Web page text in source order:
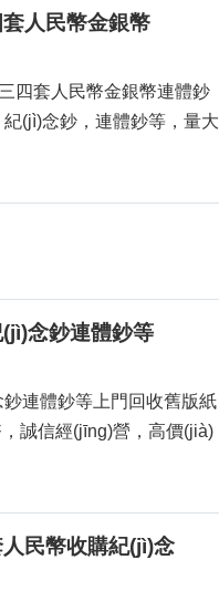
套人民幣金銀幣
四套人民幣金銀幣連體鈔
鈔，連體鈔等，量大
念鈔連體鈔等
連體鈔等上門回收舊版紙
，誠信經(jīng)營，高價(jià)
民幣收購紀(jì)念